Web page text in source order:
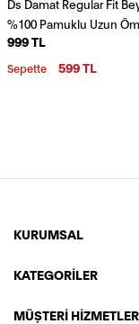
%100 Pamuklu Uzun
Kıvrılmaz Polo Yaka
Shirt
999 TL
Sepette 599 TL
KURUMSAL
KATEGORİLER
MÜŞTERİ